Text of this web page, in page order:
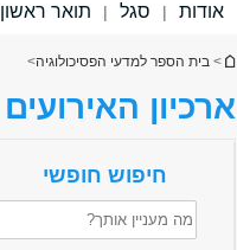
אודות | סגל | תואר ראשון
הינך נמצא כאן
> בית הספר למדעי הפסיכולוגיה>
ארכיון האירועים
חיפוש חופשי